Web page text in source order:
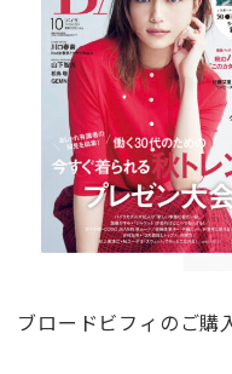
ブロードビフィのご購